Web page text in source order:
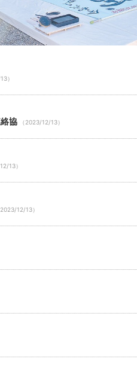
4
）
協 （2023/12/13）
13）
2023/12/13）